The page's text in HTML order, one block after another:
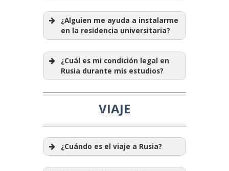
¿Alguien me ayuda a instalarme
en la residencia universitaria?
¿Cuál es mi condición legal en
Rusia durante mis estudios?
VIAJE
¿Cuándo es el viaje a Rusia?